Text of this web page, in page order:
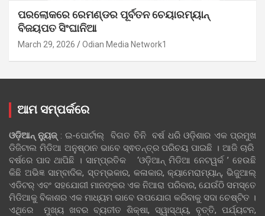
ପରଲୋକରେ ରେମଣ୍ଡର ପୂର୍ବତନ ଚେୟାରମ୍ୟାନ୍
ବିଜୟପତ ସିଂଘାନିଆ
March 29, 2026 Odian Media Network1
ଆମ ସମ୍ପର୍କରେ
ଓଡ଼ିଆନ୍‍ ନ୍ୟୁଜ୍‍: ଇ-ପୋର୍ଟାଲ୍ ବିଗତ ତିନି ବର୍ଷ ଧରି ଓଡ଼ିଶାର ଏକ ପ୍ରମୁଖ
ଡିଜିଟାଲ ମିଡିଆ ଅନୁଷ୍ଠାନ ଭାବେ ସ୍ଵତନ୍ତ୍ର ପରିଚୟ ପାଇଛି । ଆଜି ଚାରି
ବର୍ଷରେ ପାଦ ଥାପିଛି । ସାମ୍ପ୍ରତିକ ‘ଓଡ଼ିଆନ୍‍ ମିଡିଆ ନେଟୱର୍କ ’ ହେଉଛି
କିଛି ଅଭିଜ୍ଞ ସାମ୍ବାଦିକ, ସ୍ତମ୍ଭକାର, କଳାକାର, କ୍ୟାମେରାମ୍ୟାନ୍, ଭିଜୁଆଲ୍
ଏଡିଟର୍ ଏବଂ ସହଯୋଗୀ ମାନଙ୍କର ଏକ ନିଆରା ପରିବାର, ଯେଉଁଠି ସମସ୍ତେ
ମିଡିଆକୁ ବିକାଶର ଏକ ମାଧ୍ୟମ ଭାବେ ଉପଯୋଗ କରିବାକୁ ସଦା ଚେଷ୍ଟିତ ।
ଏଥିରେ ମୁଖ୍ୟ ଖବର ବ୍ୟତୀତ ଶିକ୍ଷା, ସ୍ୱାସ୍ଥ୍ୟ, ବୃତ୍ତି, ପର୍ଯ୍ୟଟନ,